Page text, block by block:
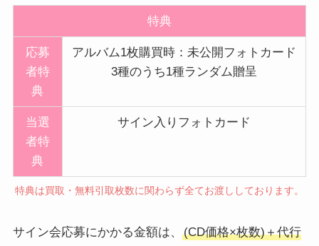
特典
応募
者特
典
アルバム1枚購買時：未公開フォトカード
3種のうち1種ランダム贈呈
当選
者特
典
サイン入りフォトカード
特典は買取・無料引取枚数に関わらず全てお渡ししております。
サイン会応募にかかる金額は、
(CD価格×枚数)＋代行